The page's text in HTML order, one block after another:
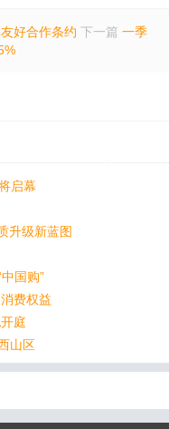
好合作条约 下一篇 一季
启幕
升级新蓝图
国购”
费权益
庭
山区